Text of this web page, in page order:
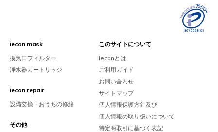
iecon mask
換気口フィルター
浄水器カートリッジ
iecon repair
設備交換・おうちの修繕
その他
このサイトについて
ieconとは
ご利用ガイド
お問い合わせ
サイトマップ
個人情報保護方針及び
個人情報の取り扱いについて
特定商取引に基づく表記